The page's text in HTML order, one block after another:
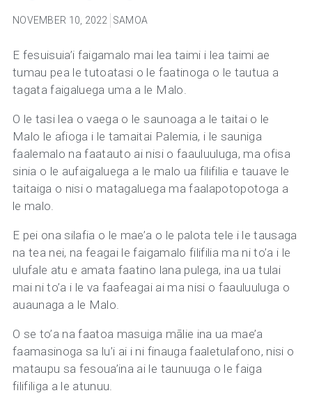
NOVEMBER 10, 2022 SAMOA
E fesuisuia’i faigamalo mai lea taimi i lea taimi ae
tumau pea le tutoatasi o le faatinoga o le tautua a
tagata faigaluega uma a le Malo.
O le tasi lea o vaega o le saunoaga a le taitai o le
Malo le afioga i le tamaitai Palemia, i le sauniga
faalemalo na faatauto ai nisi o faauluuluga, ma ofisa
sinia o le aufaigaluega a le malo ua filifilia e tauave le
taitaiga o nisi o matagaluega ma faalapotopotoga a
le malo.
E pei ona silafia o le mae’a o le palota tele i le tausaga
na tea nei, na feagai le faigamalo filifilia ma ni to’a i le
ulufale atu e amata faatino lana pulega, ina ua tulai
mai ni to’a i le va faafeagai ai ma nisi o faauluuluga o
auaunaga a le Malo.
O se to’a na faatoa masuiga mālie ina ua mae’a
faamasinoga sa lu’i ai i ni finauga faaletulafono, nisi o
mataupu sa fesoua’ina ai le taunuuga o le faiga
filifiliga a le atunuu.